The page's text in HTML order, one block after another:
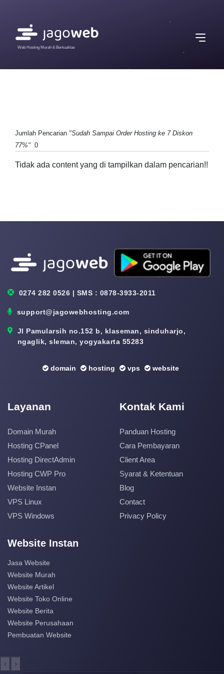
Web Hosting Murah & Berkualitas
Jumlah Pencarian "Sudah Sampai Order Hosting ke 7 Diskon
77%" 0
Tidak ada content yang di tampilkan dalam pencarian!!
0274 282 0526 | SMS : 0878-3933-2011
support@jagowebhosting.com
Jl Pamularsih no.152 b, klaseman, sinduharjo,
ngaglik, sleman, yogyakarta 55283
domain hosting vps website
Layanan
Domain Murah
Hosting CPanel
Hosting DirectAdmin
Hosting CWP Pro
Website Instan
VPS Linux
VPS Windows
Kontak Kami
Panduan Hosting
Cara Pembayaran
Client Area
Syarat & Ketentuan
Blog
Contact
Privacy Policy
Website Instan
Jasa Website
Website Murah
Website Artikel
Website Toko Online
Website Berita
Website Perusahaan
Pembuatan Website
‹ ›